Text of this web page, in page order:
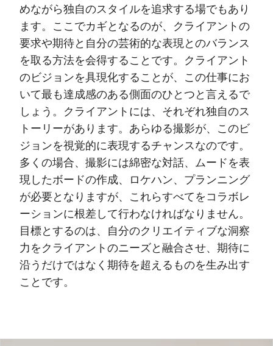
めながら独自のスタイルを追求する場でもあり
ます。ここでカギとなるのが、クライアントの
要求や期待と自分の芸術的な表現とのバランス
を取る方法を会得することです。クライアント
のビジョンを具現化することが、この仕事にお
いて最も達成感のある側面のひとつと言えるで
しょう。クライアントには、それぞれ独自のス
トーリーがあります。あらゆる撮影が、このビ
ジョンを視覚的に表現するチャンスなのです。
多くの場合、撮影には綿密な対話、ムードを表
現したボードの作成、ロケハン、プランニング
が必要となりますが、これらすべてをコラボレ
ーションに根差して行わなければなりません。
目標とするのは、自分のクリエイティブな洞察
力をクライアントのニーズと融合させ、期待に
沿うだけではなく期待を超えるものを生み出す
ことです。